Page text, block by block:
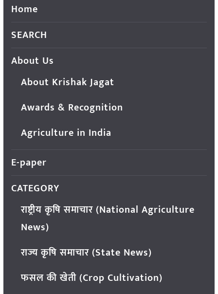
Home
SEARCH
About Us
About Krishak Jagat
Awards & Recognition
Agriculture in India
E-paper
CATEGORY
राष्ट्रीय कृषि समाचार (National Agriculture
News)
राज्य कृषि समाचार (State News)
फसल की खेती (Crop Cultivation)